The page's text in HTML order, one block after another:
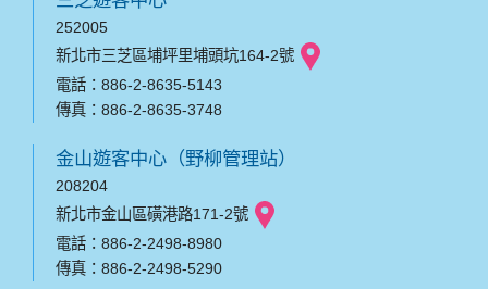
252005
新北市三芝區埔坪里埔頭坑164-2號
電話：886-2-8635-5143
傳真：886-2-8635-3748
金山遊客中心（野柳管理站）
208204
新北市金山區磺港路171-2號
電話：886-2-2498-8980
傳真：886-2-2498-5290